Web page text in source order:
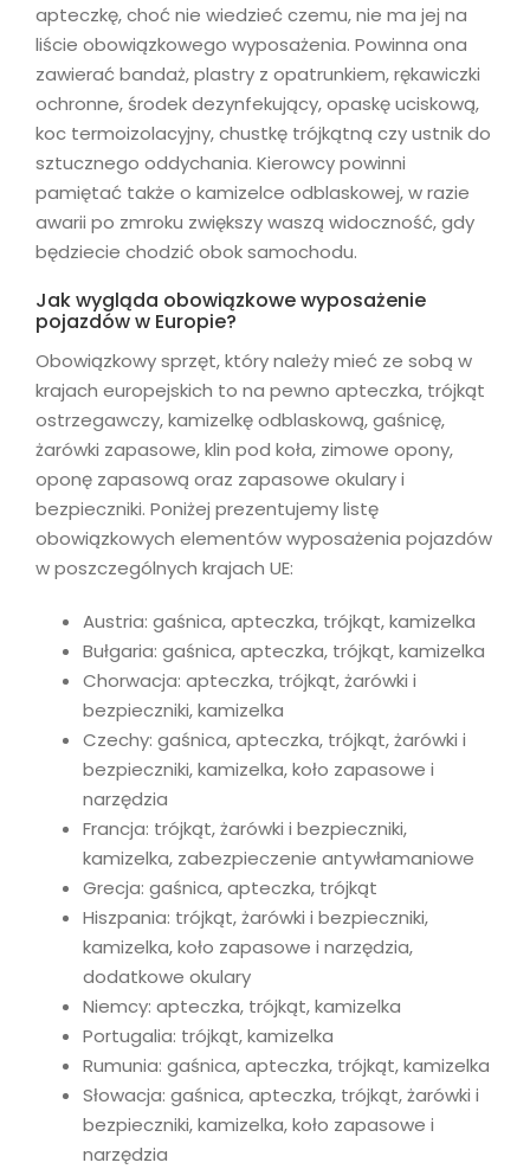
apteczkę, choć nie wiedzieć czemu, nie ma jej na
liście obowiązkowego wyposażenia. Powinna ona
zawierać bandaż, plastry z opatrunkiem, rękawiczki
ochronne, środek dezynfekujący, opaskę uciskową,
koc termoizolacyjny, chustkę trójkątną czy ustnik do
sztucznego oddychania. Kierowcy powinni
pamiętać także o kamizelce odblaskowej, w razie
awarii po zmroku zwiększy waszą widoczność, gdy
będziecie chodzić obok samochodu.
Jak wygląda obowiązkowe wyposażenie
pojazdów w Europie?
Obowiązkowy sprzęt, który należy mieć ze sobą w
krajach europejskich to na pewno apteczka, trójkąt
ostrzegawczy, kamizelkę odblaskową, gaśnicę,
żarówki zapasowe, klin pod koła, zimowe opony,
oponę zapasową oraz zapasowe okulary i
bezpieczniki. Poniżej prezentujemy listę
obowiązkowych elementów wyposażenia pojazdów
w poszczególnych krajach UE:
Austria: gaśnica, apteczka, trójkąt, kamizelka
Bułgaria: gaśnica, apteczka, trójkąt, kamizelka
Chorwacja: apteczka, trójkąt, żarówki i
bezpieczniki, kamizelka
Czechy: gaśnica, apteczka, trójkąt, żarówki i
bezpieczniki, kamizelka, koło zapasowe i
narzędzia
Francja: trójkąt, żarówki i bezpieczniki,
kamizelka, zabezpieczenie antywłamaniowe
Grecja: gaśnica, apteczka, trójkąt
Hiszpania: trójkąt, żarówki i bezpieczniki,
kamizelka, koło zapasowe i narzędzia,
dodatkowe okulary
Niemcy: apteczka, trójkąt, kamizelka
Portugalia: trójkąt, kamizelka
Rumunia: gaśnica, apteczka, trójkąt, kamizelka
Słowacja: gaśnica, apteczka, trójkąt, żarówki i
bezpieczniki, kamizelka, koło zapasowe i
narzędzia